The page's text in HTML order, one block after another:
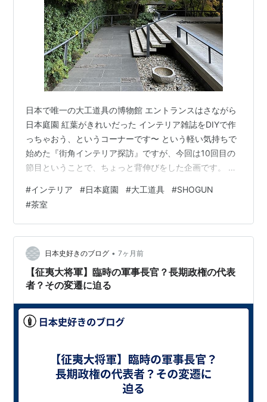
日本で唯一の大工道具の博物館 エントランスはさながら
日本庭園 紅葉がきれいだった インテリア雑誌をDIYで作
っちゃおう、というコーナーです〜 という軽い気持ちで
始めた『街角インテリア探訪』ですが、今回は10回目の
節目ということで、ちょっと背伸びをした企画です。 楽
ました。 場所は地下鉄・新幹線「新神戸駅」から徒歩3
分。 周囲はハーブ園や布引の滝があり、駅近ながら自然
豊かな環境です。 一見すると、博物館というより、立派
な日本庭園に囲まれた別荘といった佇まい。 100均の金
づちとプラスドライバーを使い、扱いやすいフェイク建
材をメインに、無理のな…
#インテリア #日本庭園 #大工道具 #SHOGUN
#茶室
日本史好きのブログ • 7ヶ月前
【征夷大将軍】臨時の軍事長官？長期政権の代表
者？その変遷に迫る